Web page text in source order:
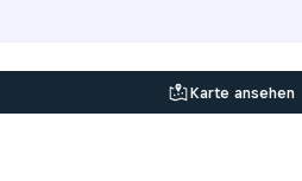
Karte ansehen